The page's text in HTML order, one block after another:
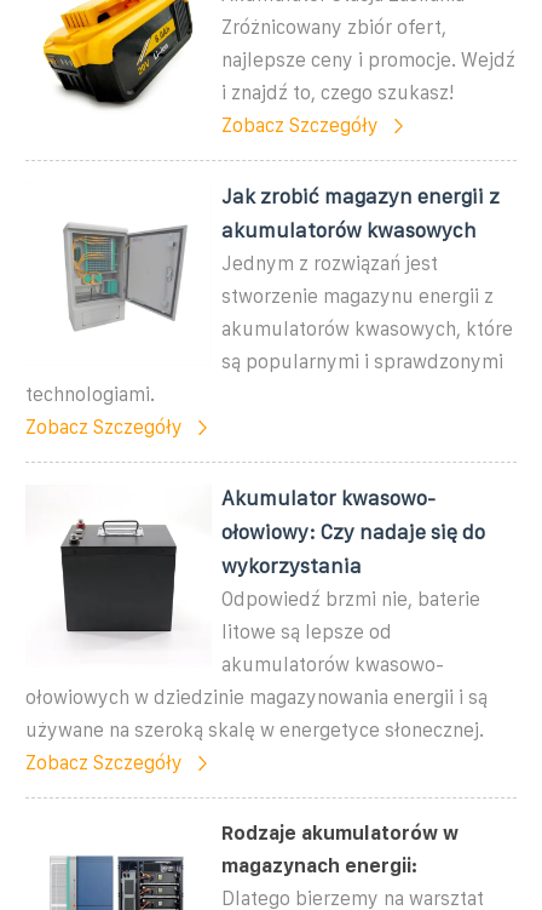
Zróżnicowany zbiór ofert,
najlepsze ceny i promocje. Wejdź
i znajdź to, czego szukasz!
Zobacz Szczegóły
Jak zrobić magazyn energii z
akumulatorów kwasowych
Jednym z rozwiązań jest
stworzenie magazynu energii z
akumulatorów kwasowych, które
są popularnymi i sprawdzonymi
technologiami.
Zobacz Szczegóły
Akumulator kwasowo-
ołowiowy: Czy nadaje się do
wykorzystania
Odpowiedź brzmi nie, baterie
litowe są lepsze od
akumulatorów kwasowo-
ołowiowych w dziedzinie magazynowania energii i są
używane na szeroką skalę w energetyce słonecznej.
Zobacz Szczegóły
Rodzaje akumulatorów w
magazynach energii:
Dlatego bierzemy na warsztat